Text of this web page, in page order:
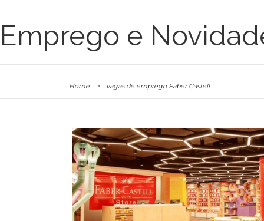
Emprego e
Home > vagas de emprego Faber Castell